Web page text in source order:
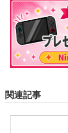
関連記事